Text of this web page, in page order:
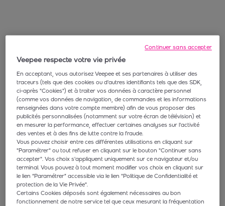
Veepee respecte votre vie privée
En acceptant, vous autorisez Veepee et ses partenaires à utiliser des
traceurs (tels que des cookies ou d'autres identifiants tels que des SDK,
ci-après "Cookies") et à traiter vos données à caractère personnel
(comme vos données de navigation, de commandes et les informations
renseignées dans votre compte membre) afin de vous proposer des
publicités personnalisées (notamment sur votre écran de télévision) et
en mesurer la performance, effectuer certaines analyses sur l'activité
des ventes et à des fins de lutte contre la fraude.
Vous pouvez choisir entre ces différentes utilisations en cliquant sur
"Paramétrer" ou tout refuser en cliquant sur le bouton "Continuer sans
accepter". Vos choix s'appliquent uniquement sur ce navigateur et/ou
terminal. Vous pouvez à tout moment modifier vos choix en cliquant sur
le lien “Paramétrer” accessible via le lien "Politique de Confidentialité et
protection de la Vie Privée".
Certains Cookies déposés sont également nécessaires au bon
fonctionnement de notre service tel que ceux mesurant la fréquentation
Continuer sans accepter